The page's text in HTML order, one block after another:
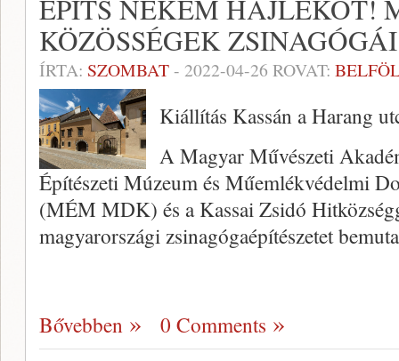
ÉPÍTS NEKEM HAJLÉKOT!
KÖZÖSSÉGEK ZSINAGÓGÁI
ÍRTA: SZOMBAT- 2022-04-26 ROVAT:
Kiállítás Kassán a Harang
A Magyar Művészeti
Építészeti Múzeum és Műemlékvédelmi
(MÉM MDK) és a Kassai Zsidó
magyarországi zsinagógaépítészetet
Bővebben 0 Comments